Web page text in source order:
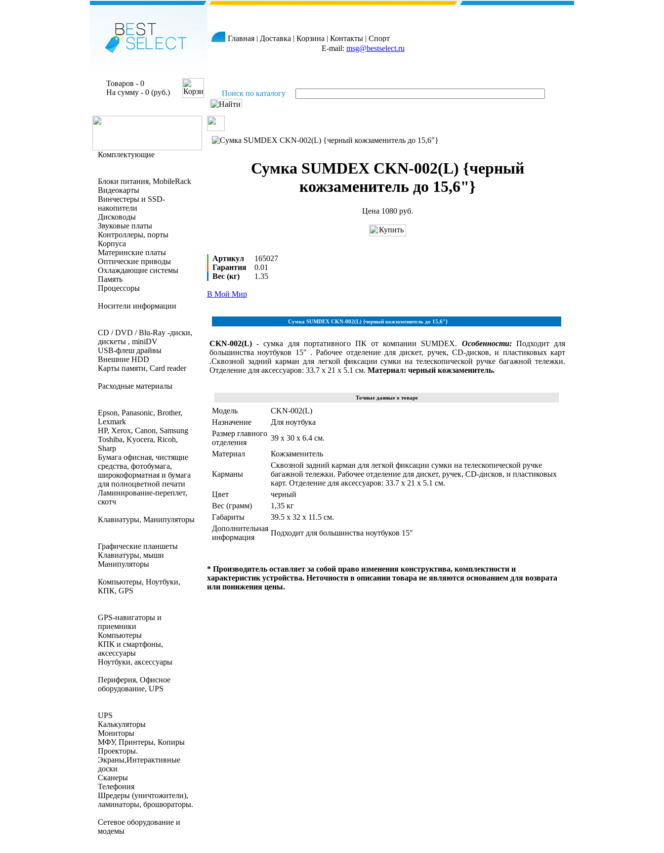
Главная | Доставка | Корзина | Контакты | Спорт
E-mail: msg@bestselect.ru
Товаров - 0
На сумму - 0 (руб.)
Поиск по каталогу
Комплектующие
Блоки питания, MobileRack
Видеокарты
Винчестеры и SSD-
накопители
Дисководы
Звуковые платы
Контроллеры, порты
Корпуса
Материнские платы
Оптические приводы
Охлаждающие системы
Память
Процессоры
Носители информации
CD / DVD / Blu-Ray -диски,
дискеты , miniDV
USB-флеш драйвы
Внешние HDD
Карты памяти, Card reader
Расходные материалы
Epson, Panasonic, Brother,
Lexmark
HP, Xerox, Canon, Samsung
Toshiba, Kyocera, Ricoh,
Sharp
Бумага офисная, чистящие
средства, фотобумага,
широкоформатная и бумага
для полноцветной печати
Ламинирование-переплет,
скотч
Клавиатуры, Манипуляторы
Графические планшеты
Клавиатуры, мыши
Манипуляторы
Компьютеры, Ноутбуки,
КПК, GPS
GPS-навигаторы и
приемники
Компьютеры
КПК и смартфоны,
аксессуары
Ноутбуки, аксессуары
Периферия, Офисное
оборудование, UPS
UPS
Калькуляторы
Мониторы
МФУ, Принтеры, Копиры
Проекторы.
Экраны,Интерактивные
доски
Сканеры
Телефония
Шредеры (уничтожители),
ламинаторы, брошюраторы.
Сетевое оборудование и
модемы
Сумка SUMDEX CKN-002(L) {черный
кожзаменитель до 15,6"}
Цена 1080 руб.
Артикул
165027
Гарантия
0.01
Вес (кг)
1.35
В Мой Мир
Сумка SUMDEX CKN-002(L) {черный кожзаменитель до 15,6"}
CKN-002(L) - сумка для портативного ПК от компании SUMDEX. Особенности:Подходит для
большинства ноутбуков 15" . Рабочее отделение для дискет, ручек, CD-дисков, и пластиковых карт
.Сквозной задний карман для легкой фиксации сумки на телескопической ручке багажной тележки.
Отделение для аксессуаров: 33.7 x 21 x 5.1 см. Материал: черный кожзаменитель.
Точные данные о товаре
Модель
CKN-002(L)
Назначение
Для ноутбука
Размер главного
отделения
39 x 30 x 6.4 см.
Материал
Кожзаменитель
Карманы
Сквозной задний карман для легкой фиксации сумки на телескопической ручке
багажной тележки. Рабочее отделение для дискет, ручек, CD-дисков, и пластиковых
карт. Отделение для аксессуаров: 33.7 x 21 x 5.1 см.
Цвет
черный
Вес (грамм)
1,35 кг
Габариты
39.5 x 32 x 11.5 см.
Дополнительная
информация
Подходит для большинства ноутбуков 15"
* Производитель оставляет за собой право изменения конструктива, комплектности и
характеристик устройства. Неточности в описании товара не являются основанием для возврата
или понижения цены.